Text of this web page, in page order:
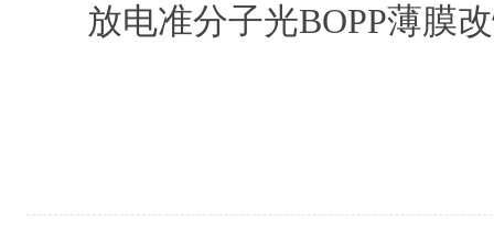
放电准分子光BOPP薄膜